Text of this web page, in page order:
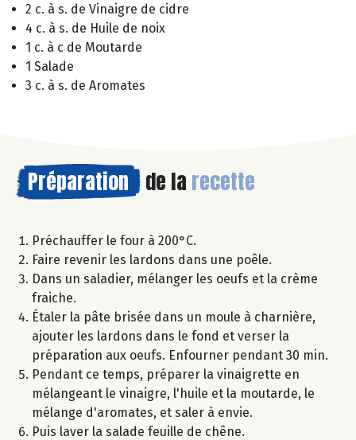
2 c. à s. de Vinaigre de cidre
4 c. à s. de Huile de noix
1 c. à c de Moutarde
1 Salade
3 c. à s. de Aromates
Préparation de la recette
Préchauffer le four à 200°C.
Faire revenir les lardons dans une poêle.
Dans un saladier, mélanger les oeufs et la crème
fraiche.
Étaler la pâte brisée dans un moule à charnière,
ajouter les lardons dans le fond et verser la
préparation aux oeufs. Enfourner pendant 30 min.
Pendant ce temps, préparer la vinaigrette en
mélangeant le vinaigre, l'huile et la moutarde, le
mélange d'aromates, et saler à envie.
Puis laver la salade feuille de chêne.